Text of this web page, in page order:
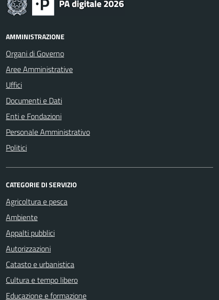
AMMINISTRAZIONE
Organi di Governo
Aree Amministrative
Uffici
Documenti e Dati
Enti e Fondazioni
Personale Amministrativo
Politici
CATEGORIE DI SERVIZIO
Agricoltura e pesca
Ambiente
Appalti pubblici
Autorizzazioni
Catasto e urbanistica
Cultura e tempo libero
Educazione e formazione